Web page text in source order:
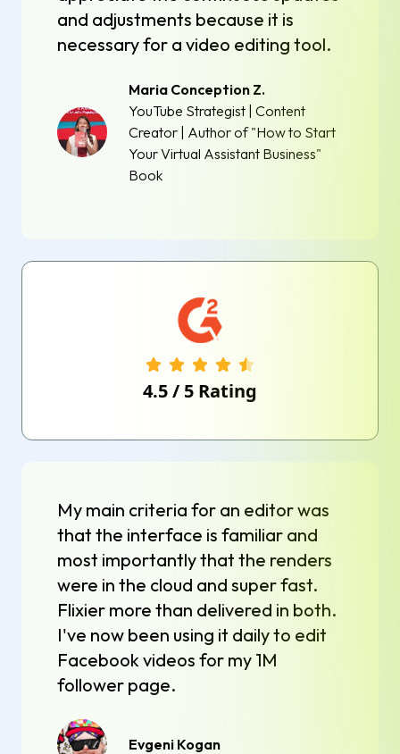
and adjustments because it is
necessary for a video editing tool.
Maria Conception Z.
YouTube Strategist | Content
Creator | Author of "How to Start
Your Virtual Assistant Business"
Book
4.5/ 5 Rating
My main criteria for an editor was
that the interface is familiar and
most importantly that the renders
were in the cloud and super fast.
Flixier more than delivered in both.
I've now been using it daily to edit
Facebook videos for my 1M
follower page.
Evgeni Kogan